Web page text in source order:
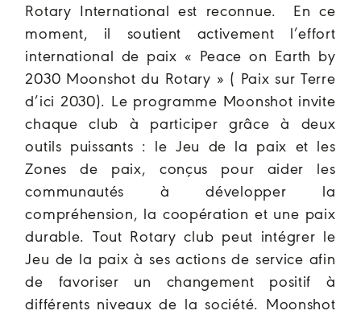
Rotary International est reconnue. En ce
moment, il soutient activement l’effort
international de paix « Peace on Earth by
2030 Moonshot du Rotary » ( Paix sur Terre
d’ici 2030). Le programme Moonshot invite
chaque club à participer grâce à deux
outils puissants : le Jeu de la paix et les
Zones de paix, conçus pour aider les
communautés à développer la
compréhension, la coopération et une paix
durable. Tout Rotary club peut intégrer le
Jeu de la paix à ses actions de service afin
de favoriser un changement positif à
différents niveaux de la société. Moonshot